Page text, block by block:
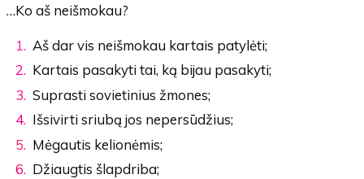
…Ko aš neišmokau?
Aš dar vis neišmokau kartais patylėti;
Kartais pasakyti tai, ką bijau pasakyti;
Suprasti sovietinius žmones;
Išsivirti sriubą jos nepersūdžius;
Mėgautis kelionėmis;
Džiaugtis šlapdriba;